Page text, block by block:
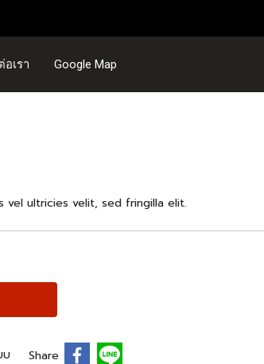
เรา Google Map
vel ultricies velit, sed fringilla elit.
บ Share